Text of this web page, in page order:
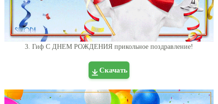
3. Гиф С ДНЕМ РОЖДЕНИЯ прикольное поздравление!
Скачать